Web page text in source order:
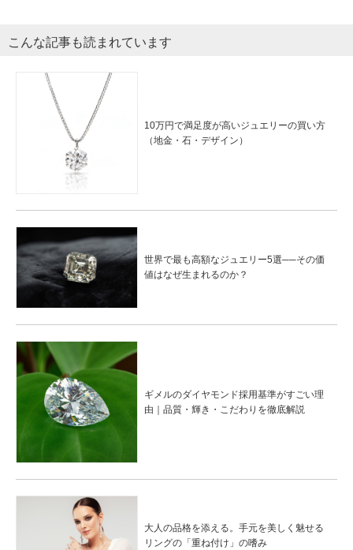
こんな記事も読まれています
10万円で満足度が高いジュエリーの買い方
（地金・石・デザイン）
世界で最も高額なジュエリー5選──その価
値はなぜ生まれるのか？
ギメルのダイヤモンド採用基準がすごい理
由｜品質・輝き・こだわりを徹底解説
大人の品格を添える。手元を美しく魅せる
リングの「重ね付け」の嗜み